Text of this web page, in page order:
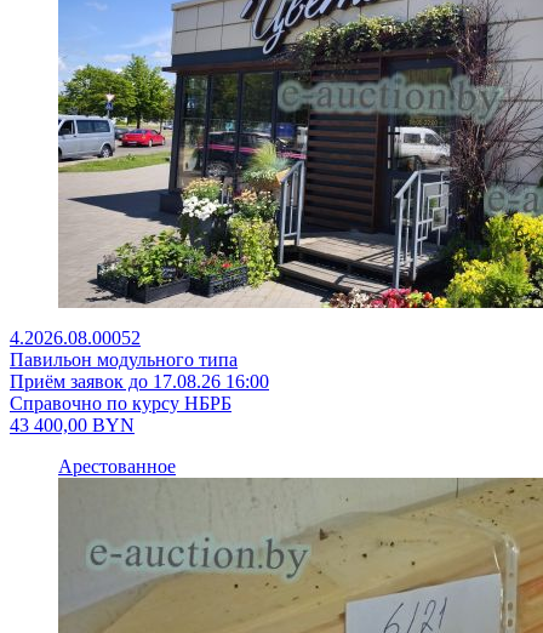
4.2026.08.00052
Павильон модульного типа
Приём заявок до 17.08.26 16:00
Справочно по курсу НБРБ
43 400,00 BYN
Арестованное